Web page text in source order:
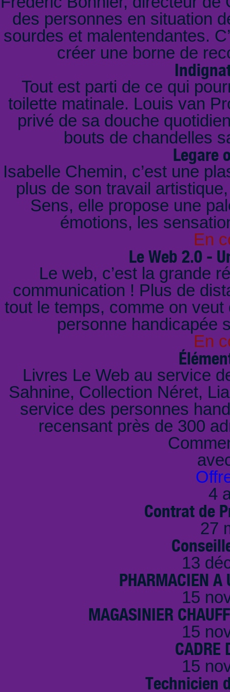
des personnes en situation
sourdes et malentendantes.
créer une borne de
Tout est parti de ce qui
toilette matinale. Louis van
privé de sa douche
bouts de chandelles
Legare
Isabelle Chemin, c’est une
plus de son travail
Sens, elle propose une
émotions, les
En
Le Web 2.0 -
Le web, c’est la grande
communication ! Plus de
tout le temps, comme on
personne handicapée
En
Livres Le Web au service
Sahnine, Collection Néret,
service des personnes
recensant près de 300
4
Contrat de
27
13
PHARMACIEN A
15
MAGASINIER
15
CADRE
15
Technicien